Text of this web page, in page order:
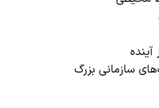
سازمانی بزرگ